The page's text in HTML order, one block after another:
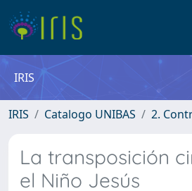
IRIS
IRIS Catalogo UNIBAS 2.
La transposición
el Niño Jesús